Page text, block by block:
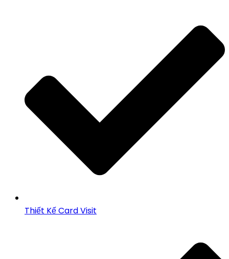
Thiết Kế Card Visit